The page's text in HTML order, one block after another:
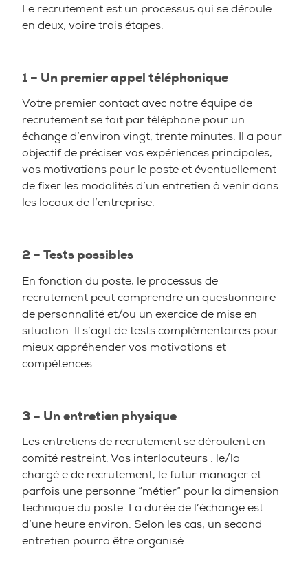
Le recrutement est un processus qui se déroule
en deux, voire trois étapes.
1 – Un premier appel téléphonique
Votre premier contact avec notre équipe de
recrutement se fait par téléphone pour un
échange d’environ vingt, trente minutes. Il a pour
objectif de préciser vos expériences principales,
vos motivations pour le poste et éventuellement
de fixer les modalités d’un entretien à venir dans
les locaux de l’entreprise.
2 – Tests possibles
En fonction du poste, le processus de
recrutement peut comprendre un questionnaire
de personnalité et/ou un exercice de mise en
situation. Il s’agit de tests complémentaires pour
mieux appréhender vos motivations et
compétences.
3 – Un entretien physique
Les entretiens de recrutement se déroulent en
comité restreint. Vos interlocuteurs : le/la
chargé.e de recrutement, le futur manager et
parfois une personne “métier“ pour la dimension
technique du poste. La durée de l’échange est
d’une heure environ. Selon les cas, un second
entretien pourra être organisé.